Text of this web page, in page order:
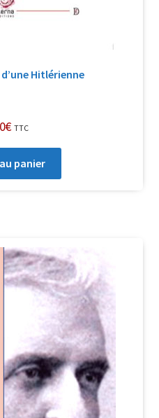
Hitlérienne
€ TTC
panier